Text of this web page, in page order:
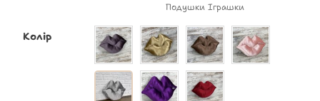
Подушки Іграшки
Колір